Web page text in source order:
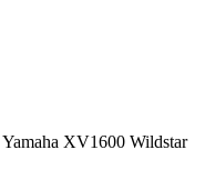
Yamaha XV1600 Wildstar